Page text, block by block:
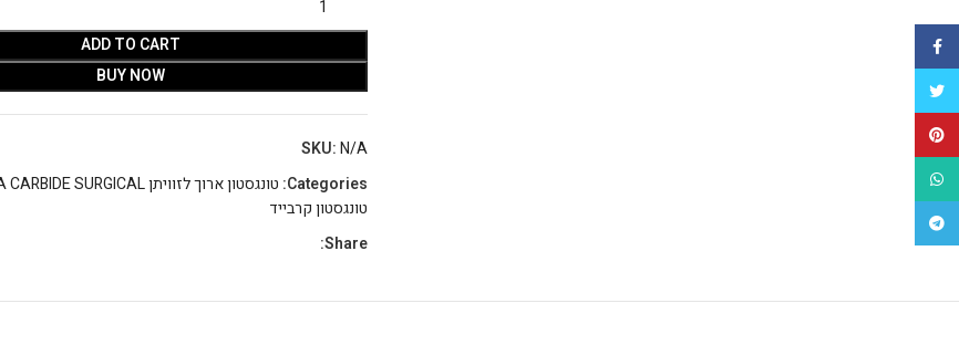
ADD TO CART
BUY NOW
SKU:N/A
Categories: טונגסטון ארוך לזוויתן RA CARBIDE SURGICAL
טונגסטון קרבייד
Share: